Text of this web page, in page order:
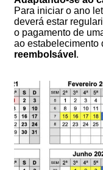
Para iniciar o ano
deverá estar
o pagamento de
ao estabelecimento
reembolsável .